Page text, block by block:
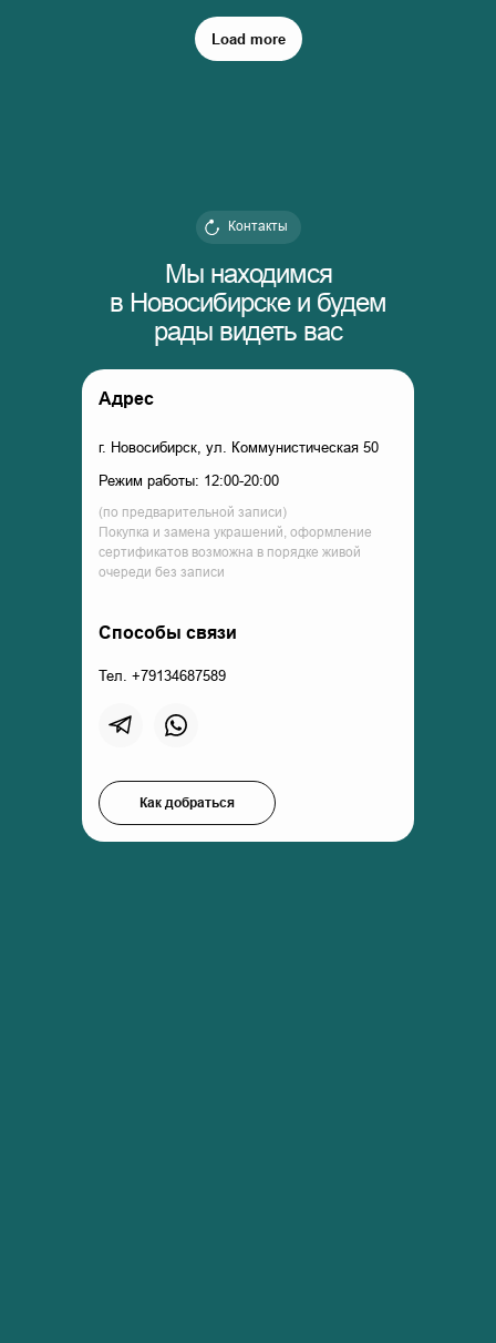
Load more
Мы находимся
в Новосибирске и будем
рады видеть вас
Контакты
Адрес
Способы связи
г. Новосибирск, ул. Коммунистическая 50
Тел. +79134687589
Режим работы: 12:00-20:00
(по предварительной записи)
Покупка и замена украшений, оформление
сертификатов возможна в порядке живой
очереди без записи
Как добраться